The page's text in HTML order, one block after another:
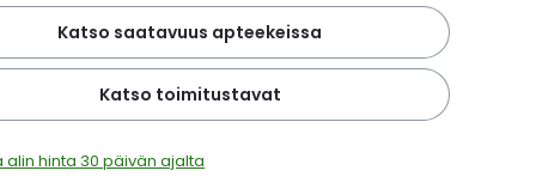
Katso saatavuus apteekeissa
Katso toimitustavat
alin hinta 30 päivän ajalta